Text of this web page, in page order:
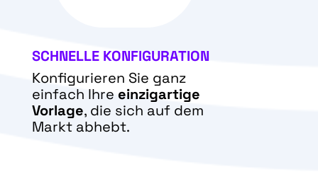
SCHNELLE KONFIGURATION
Konfigurieren Sie ganz
einfach Ihre einzigartige
Vorlage, die sich auf dem
Markt abhebt.